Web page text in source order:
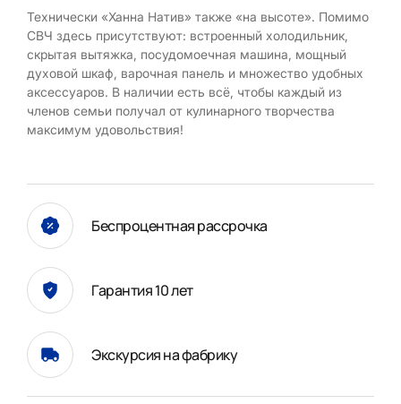
Технически «Ханна Натив» также «на высоте». Помимо
СВЧ здесь присутствуют: встроенный холодильник,
скрытая вытяжка, посудомоечная машина, мощный
духовой шкаф, варочная панель и множество удобных
аксессуаров. В наличии есть всё, чтобы каждый из
членов семьи получал от кулинарного творчества
максимум удовольствия!
Беспроцентная рассрочка
Гарантия 10 лет
Экскурсия на фабрику